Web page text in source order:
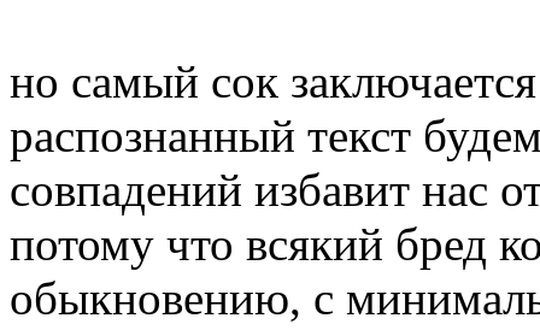
но самый сок
распознанный текст
совпадений избавит нас
потому что всякий бред
обыкновению, с